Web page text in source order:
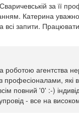
за її
Катерина
всі запити.
роботою агентства
які
повний '0' :-)
- все на